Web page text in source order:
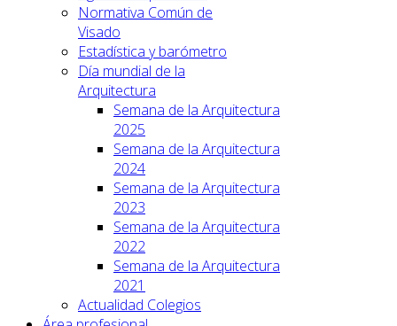
Normativa Común de
Visado
Estadística y barómetro
Día mundial de la
Arquitectura
Semana de la Arquitectura
2025
Semana de la Arquitectura
2024
Semana de la Arquitectura
2023
Semana de la Arquitectura
2022
Semana de la Arquitectura
2021
Actualidad Colegios